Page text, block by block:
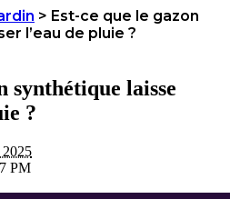
> Est-ce que le gazon
l’eau de pluie ?
synthétique laisse
?
2025
PM